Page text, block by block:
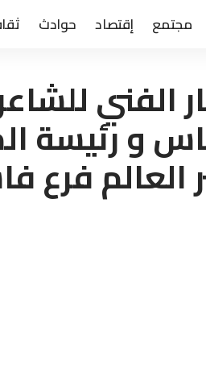
مجتمع إقتصاد حوادث
الفني
و رئيسة
العالم فرع